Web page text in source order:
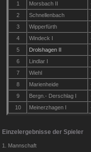
1
Morsbach II
2
Schnellenbach
3
Wipperfürth
4
Windeck I
5
Drolshagen II
6
Lindlar I
7
Wiehl
8
Marienheide
9
Bergn.- Derschlag I
10
Meinerzhagen I
Einzelergebnisse der Spieler
1. Mannschaft